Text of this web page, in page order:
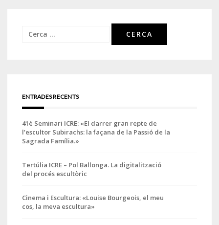
Cerca:
ENTRADES RECENTS
41è Seminari ICRE: «El darrer gran repte de
l’escultor Subirachs: la façana de la Passió de la
Sagrada Família.»
Tertúlia ICRE – Pol Ballonga. La digitalització
del procés escultòric
Cinema i Escultura: «Louise Bourgeois, el meu
cos, la meva escultura»